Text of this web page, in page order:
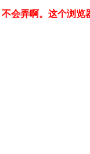
会弄啊。这个浏